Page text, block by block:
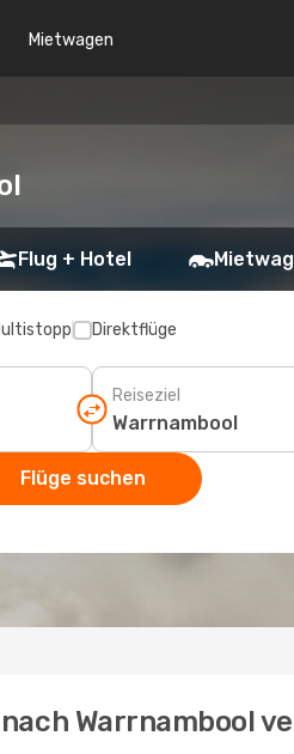
Mietwagen
Flug + Hotel
Direktflüge
Reiseziel
Flüge suchen
Warrnambool